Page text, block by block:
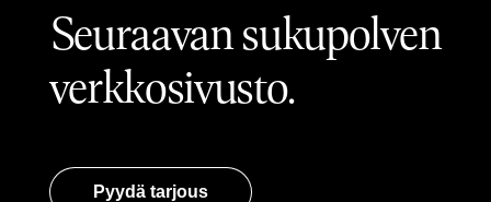
Seuraavan sukupolven
verkkosivusto.
Pyydä tarjous